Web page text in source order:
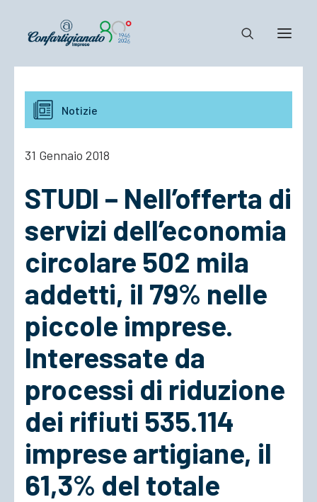
Notizie e Documenti
Confartigianato
Cosa Facciamo
ACCEDI
Notizie
31 Gennaio 2018
STUDI – Nell’offerta di
servizi dell’economia
circolare 502 mila
addetti, il 79% nelle
piccole imprese.
Interessate da
processi di riduzione
dei rifiuti 535.114
imprese artigiane, il
61,3% del totale